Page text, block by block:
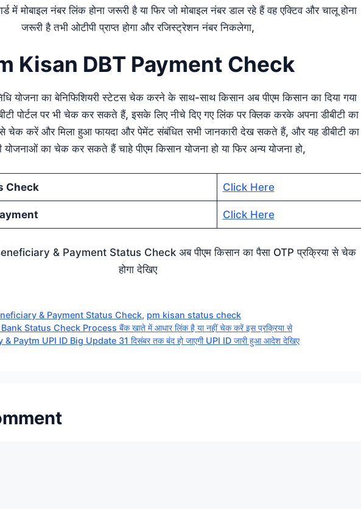
में मोबाइल नंबर लिंक होना जरूरी है या फिर जो मोबाइल नंबर डाल रहे हैं वह एक्टिव और चालू होना
जरूरी है तभी ओटीपी प्राप्त होगा और रजिस्ट्रेशन नंबर निकलेगा,
Kisan DBT Payment Check
योजना का बेनिफिशियरी स्टेटस चेक करने के साथ-साथ किसान अब पीएम किसान का दिया गया
पोर्टल पर भी चेक कर सकते हैं, इसके लिए नीचे दिए गए लिंक पर क्लिक करके अपना डीबीटी का
चेक करें और मिला हुआ फायदा और पेमेंट संबंधित सभी जानकारी देख सकते हैं, और यह डीबीटी का
योजनाओं का चेक कर सकते हैं चाहे पीएम किसान योजना हो या फिर अन्य योजना हो,
Check Click Here
Click Here
& Payment Status Check अब पीएम किसान का पैसा OTP प्रक्रिया से चेक
होगा देखिए
& Payment Status Check, pm kisan status check
Status Check Process बैंक खाते में आधार लिंक है या नहीं चेक करें इस प्रक्रिया से
Paytm UPI ID Big Update 31 दिसंबर तक बंद हो जाएगी UPI ID जारी हुआ आदेश देखिए